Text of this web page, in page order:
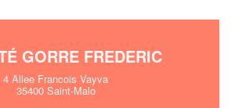
GORRE FREDERIC
4 Allee Francois Vayva
35400 Saint-Malo